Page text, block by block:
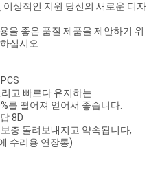
상적인 지원 당신의 새로운 디자
을 좋은 품질 제품을 제안하기 위
십시오
고 빠르다 유지하는
를 떨어져 얻어서 좋습니다.
8D
충 돌려보내지고 약속됩니다,
수리용 연장통)